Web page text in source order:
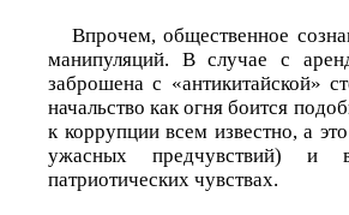
Впрочем, общественное
манипуляций. В случае с
заброшена с «антикитайской»
начальство как огня боится
к коррупции всем известно, а
ужасных предчувствий) и
патриотических чувствах.